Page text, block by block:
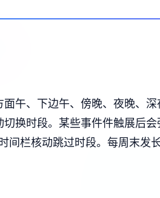
午、下边午、傍晚、夜晚、
换时段。 某些事件件触展后会
间栏核动跳过时段。 每周末发